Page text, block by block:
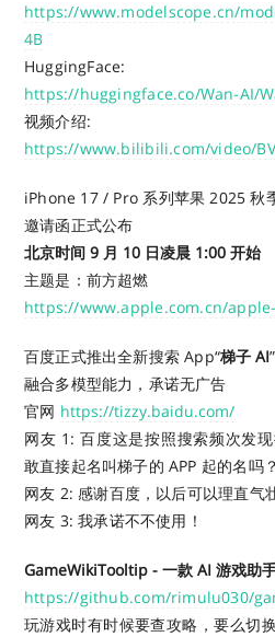
https://www.modelscope.cn/
4B
HuggingFace:
https://huggingface.co/Wan-AI/
视频介绍:
https://www.bilibili.com/video/
iPhone 17 / Pro 系列苹果 2025 秋
邀请函正式公布
北京时间 9 月 10 日凌晨 1:00 开始
主题是：前方超燃
https://www.apple.com.cn/
百度正式推出全新搜索 App“梯子 AI”
融合多模型能力，承诺无广告
官网 https://tizzy.baidu.com/
网友 1: 百度这是按照搜索频次发
敢直接起名叫梯子的 APP 起的名吗？
网友 2: 感谢百度，以后可以理直气
网友 3: 我承诺不不使用！
GameWikiTooltip - 一款 AI 游戏助
https://github.com/rimulu030/
玩游戏时有时候要查攻略，要么切